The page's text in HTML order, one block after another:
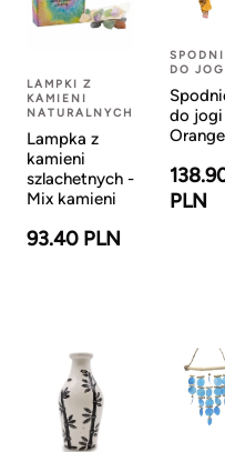
LAMPKI Z
KAMIENI
NATURALNYCH
Lampka z
kamieni
szlachetnych -
Mix kamieni
93.40 PLN
DO
do
Orange
PLN